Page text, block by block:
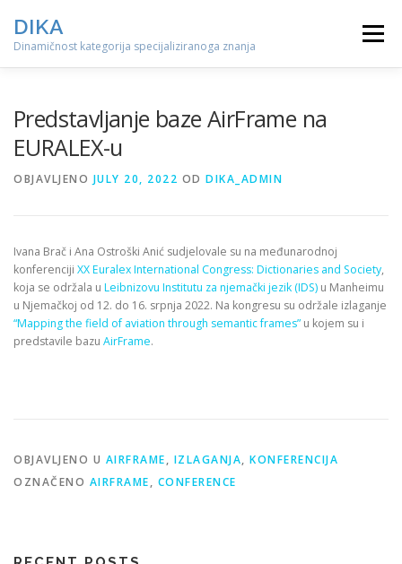
sadržaj
DIKA
Dinamičnost kategorija specijaliziranoga znanja
Izbornik
Predstavljanje baze AirFrame na
EURALEX-u
OBJAVLJENO JULY 20, 2022 OD DIKA_ADMIN
Ivana Brač i Ana Ostroški Anić sudjelovale su na međunarodnoj
konferenciji XX Euralex International Congress: Dictionaries and Society,
koja se održala u Leibnizovu Institutu za njemački jezik (IDS) u Manheimu
u Njemačkoj od 12. do 16. srpnja 2022. Na kongresu su održale izlaganje
“Mapping the field of aviation through semantic frames” u kojem su i
predstavile bazu AirFrame.
OBJAVLJENO U AIRFRAME, IZLAGANJA, KONFERENCIJA
OZNAČENO AIRFRAME, CONFERENCE